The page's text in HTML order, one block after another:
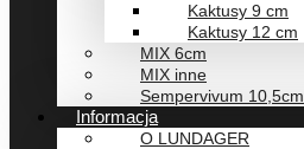
Kaktusy 9 cm
Kaktusy 12 cm
MIX 6cm
MIX inne
Sempervivum 10,5cm
Informacja
O LUNDAGER